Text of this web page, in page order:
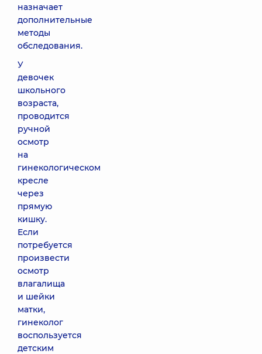
назначает
дополнительные
методы
обследования.
У
девочек
школьного
возраста,
проводится
ручной
осмотр
на
гинекологическом
кресле
через
прямую
кишку.
Если
потребуется
произвести
осмотр
влагалища
и шейки
матки,
гинеколог
воспользуется
детским